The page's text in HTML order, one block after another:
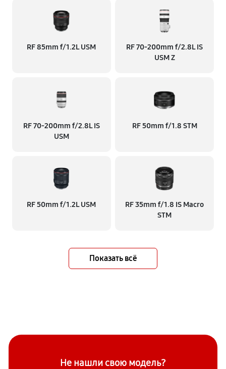
RF 85mm f/1.2L USM
RF 70‑200mm f/2.8L IS
USM Z
RF 70‑200mm f/2.8L IS
USM
RF 50mm f/1.8 STM
RF 50mm f/1.2L USM
RF 35mm f/1.8 IS Macro
STM
Показать всё
Не нашли свою модель?